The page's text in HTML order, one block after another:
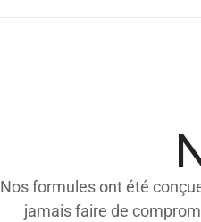
Nos formules ont été
jamais faire de